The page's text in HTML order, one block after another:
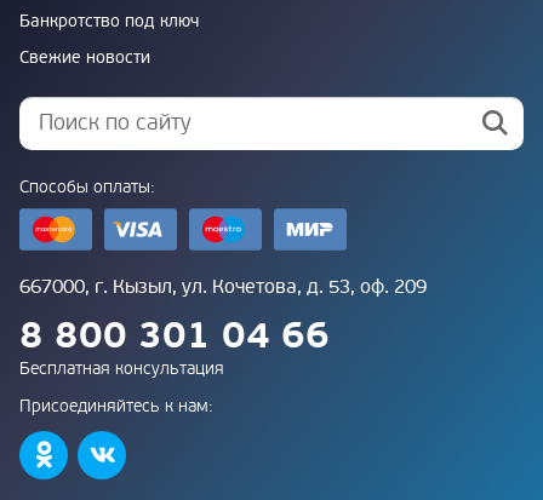
Банкротство под ключ
Свежие новости
Способы оплаты:
667000, г. Кызыл, ул. Кочетова, д. 53, оф. 209
8 800 301 04 66
Бесплатная консультация
Присоединяйтесь к нам: